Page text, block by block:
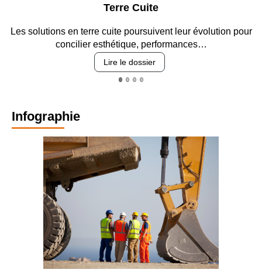
Terre Cuite
Les solutions en terre cuite poursuivent leur évolution pour
concilier esthétique, performances…
Lire le dossier
Infographie